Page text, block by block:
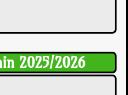
2025/2026